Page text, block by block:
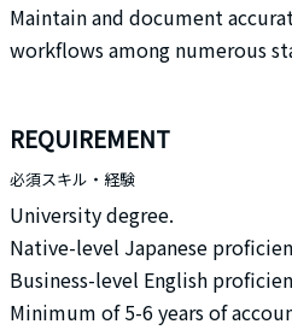
Maintain and document
workflows among numerous
REQUIREMENT
必須スキル・経験
University degree.
Native-level Japanese
Business-level English
Minimum of 5-6 years of